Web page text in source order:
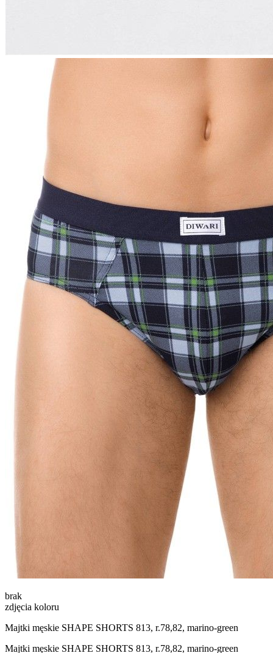
brak
zdjęcia koloru
Majtki męskie SHAPE SHORTS 813, r.78,82, marino-green
Majtki męskie SHAPE SHORTS 813, r.78,82, marino-green